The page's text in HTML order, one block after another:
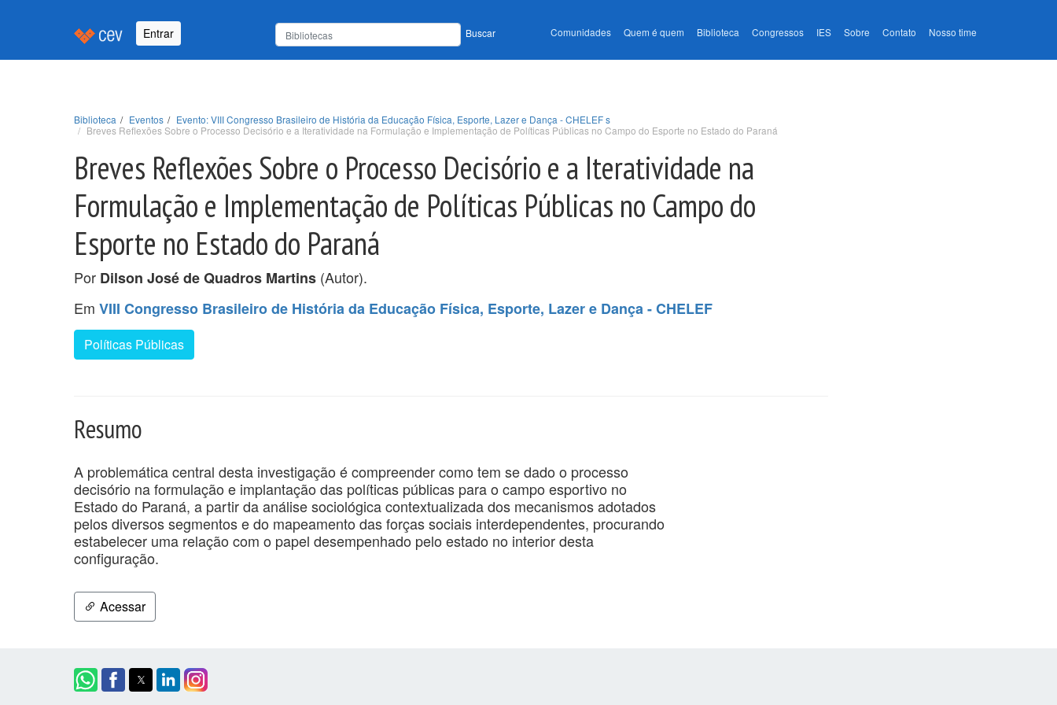
Entrar Buscar Comunidades Quem é quem Biblioteca Congressos IES Sobre Contato Nosso time
Biblioteca Eventos
Evento: VIII Congresso Brasileiro de História da Educação Física, Esporte, Lazer e Dança - CHELEF s
Breves Reflexões Sobre o Processo Decisório e a Iteratividade na Formulação e Implementação de Políticas Públicas no Campo do Esporte no Estado do Paraná
Breves Reflexões Sobre o Processo Decisório e a Iteratividade na
Formulação e Implementação de Políticas Públicas no Campo do
Esporte no Estado do Paraná
Por Dilson José de Quadros Martins (Autor).
Em VIII Congresso Brasileiro de História da Educação Física, Esporte, Lazer e Dança - CHELEF
Políticas Públicas
Resumo
A problemática central desta investigação é compreender como tem se dado o processo
decisório na formulação e implantação das políticas públicas para o campo esportivo no
Estado do Paraná, a partir da análise sociológica contextualizada dos mecanismos adotados
pelos diversos segmentos e do mapeamento das forças sociais interdependentes, procurando
estabelecer uma relação com o papel desempenhado pelo estado no interior desta
configuração.
Acessar